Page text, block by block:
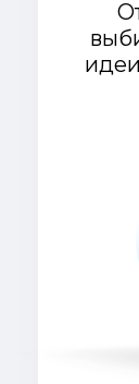
Если твои
в
любой